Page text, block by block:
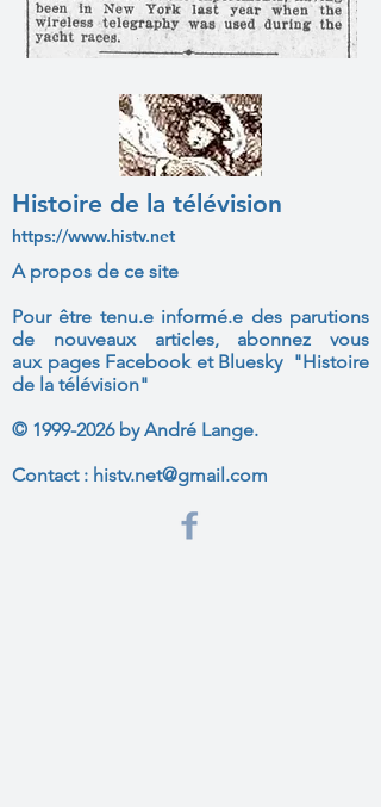
Histoire de la télévision
https://www.histv.net
A propos de ce site
Pour être tenu.e informé.e des parutions
de nouveaux articles, abonnez vous
aux pages Facebook et Bluesky "Histoire
de la télévision"
© 1999-2026by André Lange.
Contact : histv.net@gmail.com